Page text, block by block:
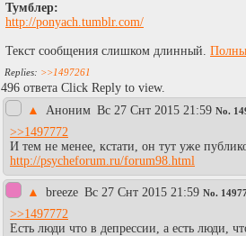
Тумблер:
http://ponyach.tumblr.com/
Текст сообщения слишком длинный.
>>1497261
496 ответа Click Reply to view.
▲
Аноним Вc 27 Снт 2015 21:59 No.
>>1497772
И тем не менее, кстати, он тут уже
http://psycheforum.ru/forum98.html
▲ breeze Вc 27 Снт 2015 21:59 No.
>>1497772
Есть люди что в депрессии, а есть люди,